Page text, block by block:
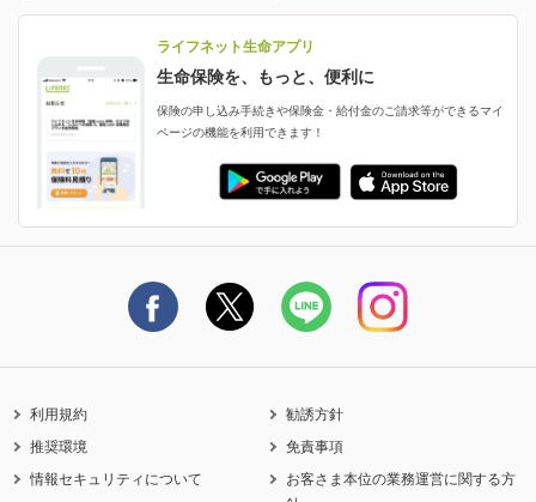
評判・口コミ
ご契約者さまに聞きました！
申し込みガイド
ご契約の流れと必要書類
保険料の支払い方法
認知症・MCIに備える
ご契約者さま向け各種お手続き・サービス
保険金・給付金のご請求
生命保険料控除に関するご案内
採用情報
生命保険マニフェスト
ライフネット生命のCMページ
ライフネット生命公式note
資料請求
ライフネット生命アプリ
生命保険を、もっと、便利に
保険の申し込み手続きや保険金・給付金のご請求等ができるマイ
ページの機能を利用できます！
利用規約
推奨環境
情報セキュリティについて
勧誘方針
免責事項
お客さま本位の業務運営に関する方